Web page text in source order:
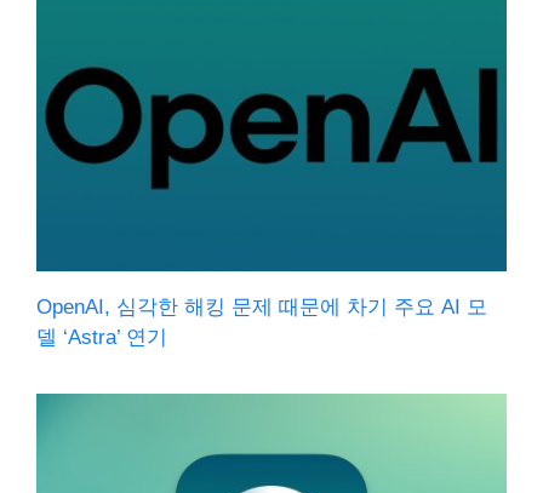
OpenAI, 심각한 해킹 문제 때문에 차기 주요 AI 모
델 ‘Astra’ 연기